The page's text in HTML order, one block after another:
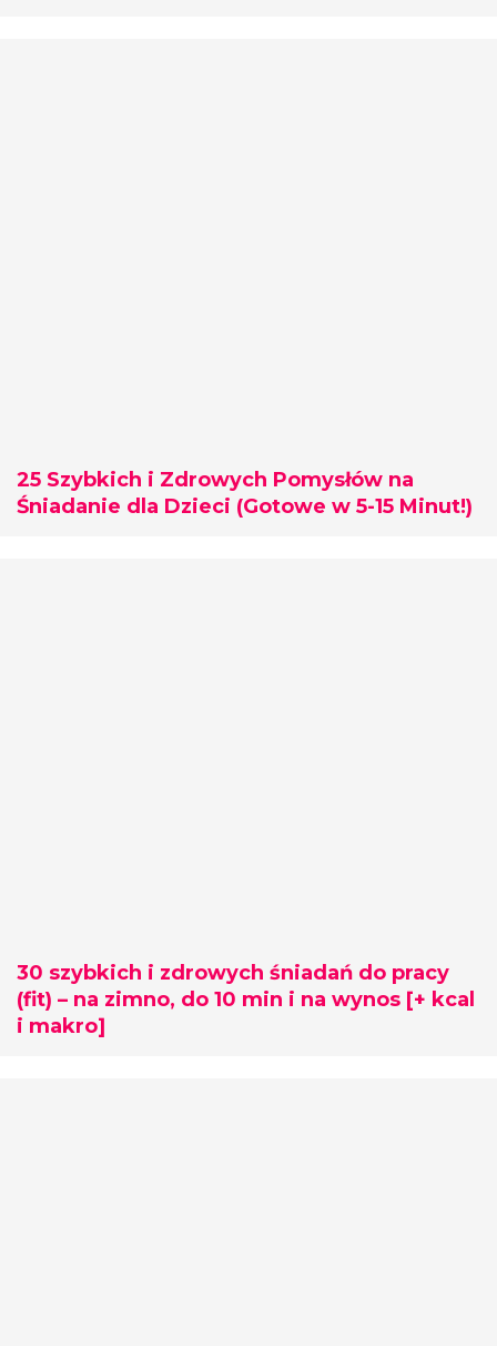
25 Szybkich i Zdrowych Pomysłów na
Śniadanie dla Dzieci (Gotowe w 5-15 Minut!)
30 szybkich i zdrowych śniadań do pracy
(fit) – na zimno, do 10 min i na wynos [+ kcal
i makro]